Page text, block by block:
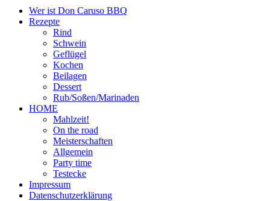
Wer ist Don Caruso BBQ
Rezepte
Rind
Schwein
Geflügel
Kochen
Beilagen
Dessert
Rub/Soßen/Marinaden
HOME
Mahlzeit!
On the road
Meisterschaften
Allgemein
Party time
Testecke
Impressum
Datenschutzerklärung